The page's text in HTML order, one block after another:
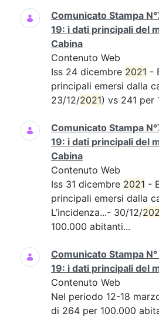
Comunicato Stampa
19: i dati principali del
Cabina
Contenuto Web
Iss 24 dicembre 2021 -
principali emersi dalla
23/12/2021) vs 241 per
Comunicato Stampa
19: i dati principali del
Cabina
Contenuto Web
Iss 31 dicembre 2021 -
principali emersi dalla
L’incidenza...- 30/12/
100.000 abitanti...
Comunicato Stampa
19: i dati principali del
Contenuto Web
Nel periodo 12-18
di 264 per 100.000